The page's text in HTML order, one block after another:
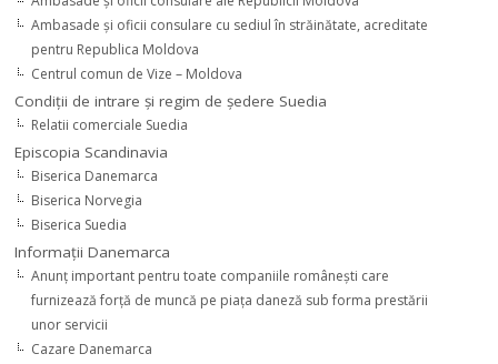
Ambasade şi oficii consulare cu sediul în străinătate, acreditate
pentru Republica Moldova
Centrul comun de Vize – Moldova
Condiţii de intrare şi regim de şedere Suedia
Relatii comerciale Suedia
Episcopia Scandinavia
Biserica Danemarca
Biserica Norvegia
Biserica Suedia
Informaţii Danemarca
Anunţ important pentru toate companiile româneşti care
furnizează forţă de muncă pe piaţa daneză sub forma prestării
unor servicii
Cazare Danemarca